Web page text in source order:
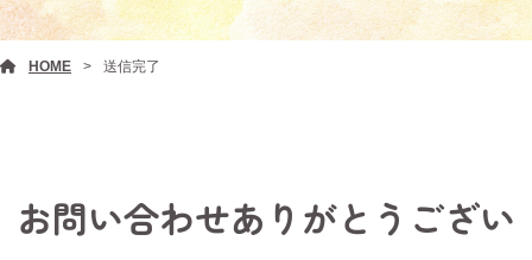
HOME 送信完了
お問い合わせありがとうござい